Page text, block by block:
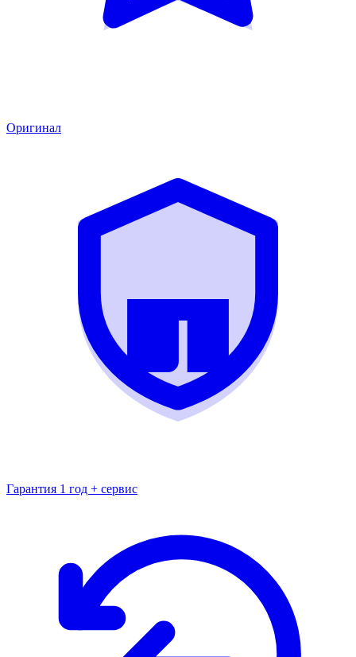
Оригинал
Гарантия 1 год + сервис